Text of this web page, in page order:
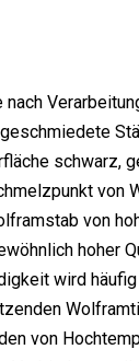
schwarz,
von
von
hoher
wird
von